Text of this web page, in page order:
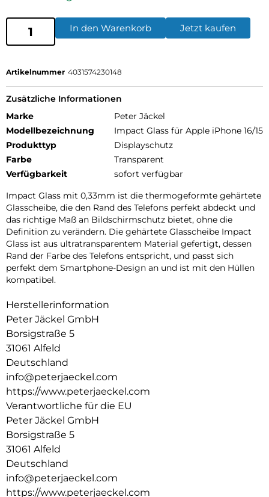
In den Warenkorb Jetzt kaufen
Artikelnummer 4031574230148
Zusätzliche Informationen
Marke
Peter Jäckel
Modellbezeichnung
Impact Glass für Apple iPhone 16/15
Produkttyp
Displayschutz
Farbe
Transparent
Verfügbarkeit
sofort verfügbar
Impact Glass mit 0,33mm ist die thermogeformte gehärtete
Glasscheibe, die den Rand des Telefons perfekt abdeckt und
das richtige Maß an Bildschirmschutz bietet, ohne die
Definition zu verändern. Die gehärtete Glasscheibe Impact
Glass ist aus ultratransparentem Material gefertigt, dessen
Rand der Farbe des Telefons entspricht, und passt sich
perfekt dem Smartphone-Design an und ist mit den Hüllen
kompatibel.
Herstellerinformation
Peter Jäckel GmbH
Borsigstraße 5
31061 Alfeld
Deutschland
info@peterjaeckel.com
https://www.peterjaeckel.com
Verantwortliche für die EU
Peter Jäckel GmbH
Borsigstraße 5
31061 Alfeld
Deutschland
info@peterjaeckel.com
https://www.peterjaeckel.com